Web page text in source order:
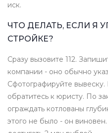
иск.
ЧТО ДЕЛАТЬ, ЕСЛИ Я
СТРОЙКЕ?
Сразу вызовите 112.
компании - оно обычно
Сфотографируйте
обратитесь к юристу. По
ограждать котлованы
этого не было - он